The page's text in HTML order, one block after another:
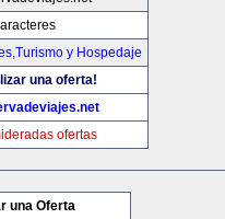
y Hospedaje
una oferta!
ofertas
una Oferta